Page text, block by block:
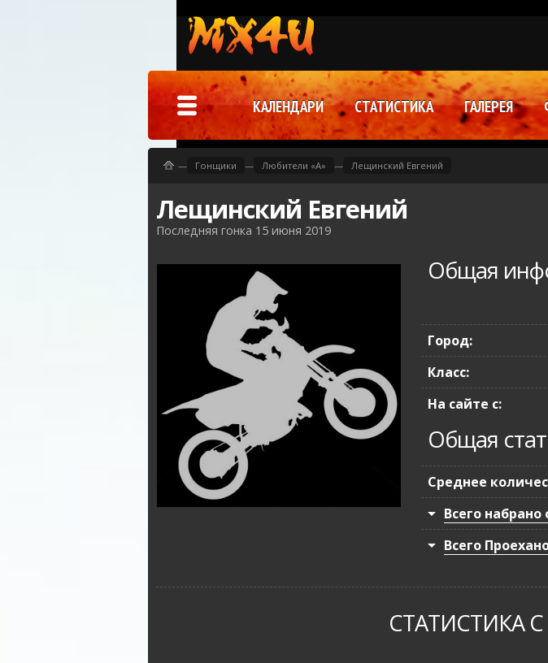
Лещинский Евгений
Последняя гонка 15 июня 2019
Общая
Город:
Класс:
На сайте с:
Общая
Среднее
Всего набрано
Всего
СТАТИСТИКА
— Гонщики — Любители «A» — Лещинский Евгений
КАЛЕНДАРИ СТАТИСТИКА ГАЛЕРЕЯ